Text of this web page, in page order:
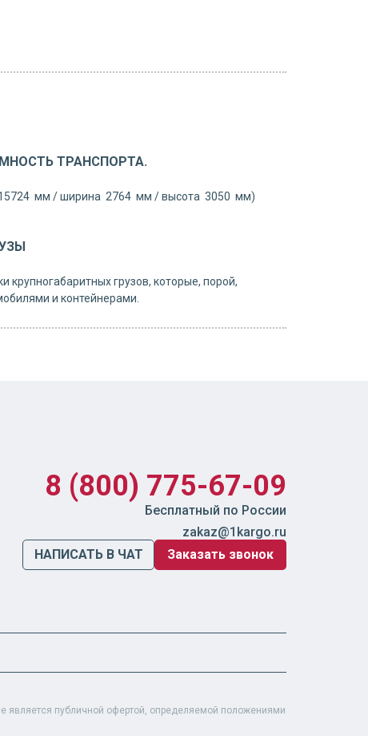
ТРАНСПОРТА.
мм / ширина 2764 мм / высота 3050 мм)
крупногабаритных грузов, которые, порой,
и контейнерами.
8 (800) 775-67-09
Бесплатный по России
zakaz@1kargo.ru
НАПИСАТЬ В ЧАТ
Заказать звонок
является публичной офертой, определяемой положениями